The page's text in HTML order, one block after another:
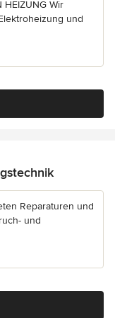
HEIZUNG Wir
und
Reparaturen und
und